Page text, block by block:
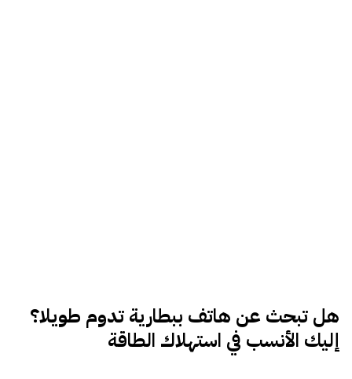
هلتبحث عن هاتف ببطارية تدوم طويلا؟
إليك الأنسب في استهلاك الطاقة